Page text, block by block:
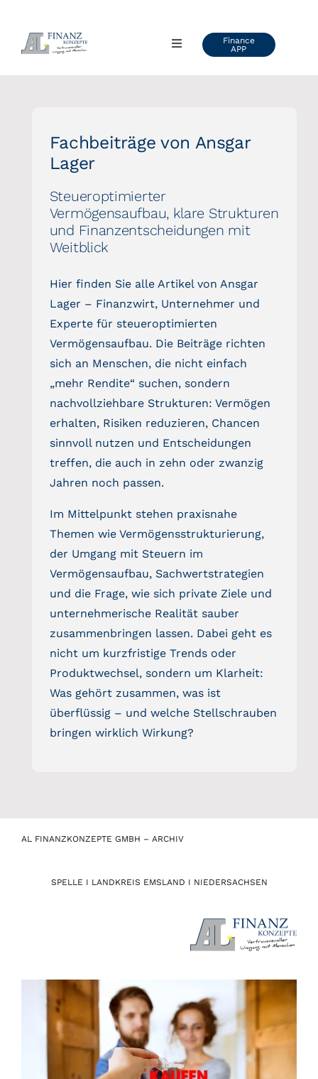
Inhalt
Toggle
KUNDENSTIMMEN
FINANCEAPP
Suche
nach:
Finance
APP
Fachbeiträge von Ansgar
Lager
Steueroptimierter
Vermögensaufbau, klare Strukturen
und Finanzentscheidungen mit
Weitblick
Hier finden Sie alle Artikel von Ansgar
Lager – Finanzwirt, Unternehmer und
Experte für steueroptimierten
Vermögensaufbau. Die Beiträge richten
sich an Menschen, die nicht einfach
„mehr Rendite“ suchen, sondern
nachvollziehbare Strukturen: Vermögen
erhalten, Risiken reduzieren, Chancen
sinnvoll nutzen und Entscheidungen
treffen, die auch in zehn oder zwanzig
Jahren noch passen.
Im Mittelpunkt stehen praxisnahe
Themen wie Vermögensstrukturierung,
der Umgang mit Steuern im
Vermögensaufbau, Sachwertstrategien
und die Frage, wie sich private Ziele und
unternehmerische Realität sauber
zusammenbringen lassen. Dabei geht es
nicht um kurzfristige Trends oder
Produktwechsel, sondern um Klarheit:
Was gehört zusammen, was ist
überflüssig – und welche Stellschrauben
bringen wirklich Wirkung?
AL FINANZKONZEPTE GMBH – ARCHIV
SPELLE I LANDKREIS EMSLAND I NIEDERSACHSEN